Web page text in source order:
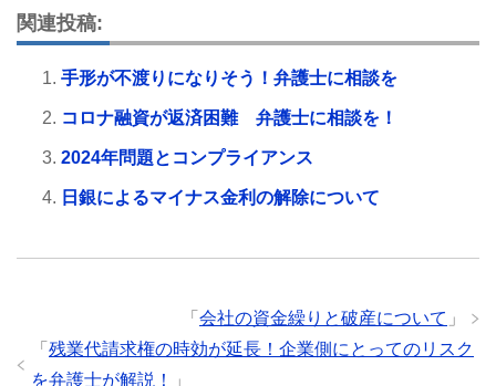
関連投稿:
手形が不渡りになりそう！弁護士に相談を
コロナ融資が返済困難 弁護士に相談を！
2024年問題とコンプライアンス
日銀によるマイナス金利の解除について
「 会社の資金繰りと破産について 」
「 残業代請求権の時効が延長！企業側にとってのリスク
を弁護士が解説！
」